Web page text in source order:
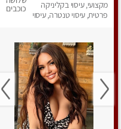
ביותר במקום פרטי
לחלוטין!
מקצועי, עיסוי בקליניקה
פרטית, עיסוי טנטרה, עיסוי
כוכבים